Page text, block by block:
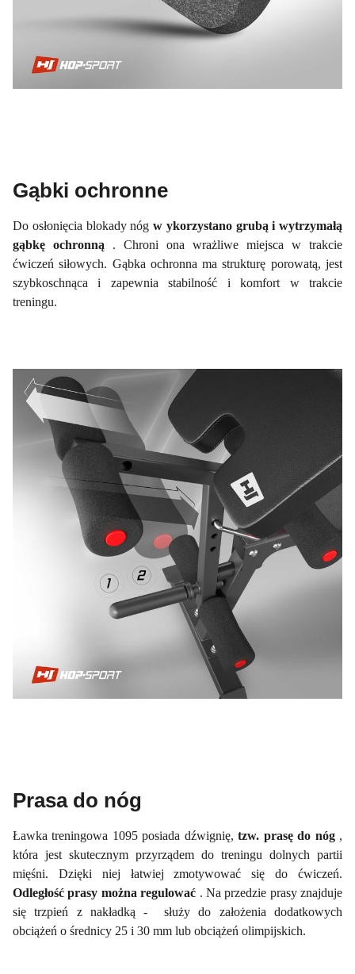
Gąbki ochronne
Do osłonięcia blokady nóg w ykorzystano grubą i wytrzymałą
gąbkę ochronną . Chroni ona wrażliwe miejsca w trakcie
ćwiczeń siłowych. Gąbka ochronna ma strukturę porowatą, jest
szybkoschnąca i zapewnia stabilność i komfort w trakcie
treningu.
Prasa do nóg
Ławka treningowa 1095 posiada dźwignię,tzw. prasę do nóg ,
która jest skutecznym przyrządem do treningu dolnych partii
mięśni. Dzięki niej łatwiej zmotywować się do ćwiczeń.
Odległość prasy można regulować . Na przedzie prasy znajduje
się trzpień z nakładką - służy do założenia dodatkowych
obciążeń o średnicy 25 i 30 mm lub obciążeń olimpijskich.